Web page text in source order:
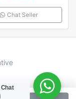
Chat Seller
Chat